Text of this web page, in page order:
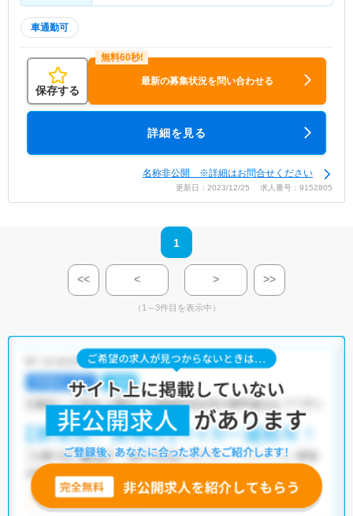
車通勤可
保存する
最新の募集状況を問い合わせる
詳細を見る
名称非公開 ※詳細はお問合せください
更新日：2023/12/25 求人番号：9152805
1
<< < > >>
（1～3件目を表示中）